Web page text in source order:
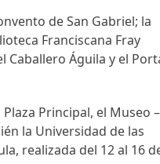
de San Gabriel; la
Franciscana Fray
Caballero Águila y el
Principal, el Museo –
la Universidad de las
realizada del 12 al 16